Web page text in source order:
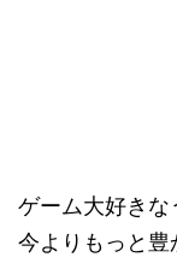
ゲーム大好きな
今よりもっと豊